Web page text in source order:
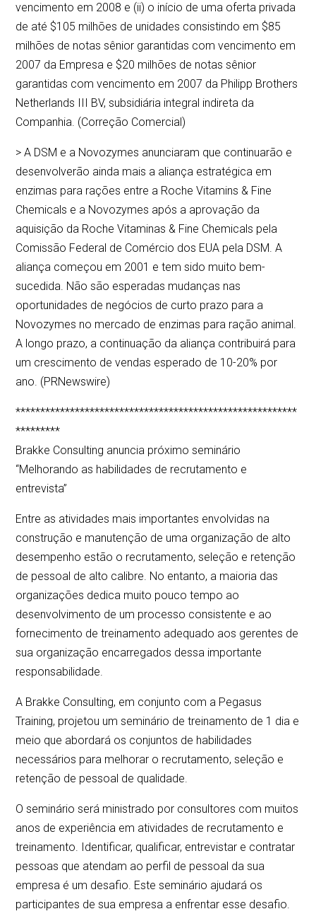
vencimento em 2008 e (ii) o início de uma oferta privada
de até $105 milhões de unidades consistindo em $85
milhões de notas sênior garantidas com vencimento em
2007 da Empresa e $20 milhões de notas sênior
garantidas com vencimento em 2007 da Philipp Brothers
Netherlands III BV, subsidiária integral indireta da
Companhia. (Correção Comercial)
> A DSM e a Novozymes anunciaram que continuarão e
desenvolverão ainda mais a aliança estratégica em
enzimas para rações entre a Roche Vitamins & Fine
Chemicals e a Novozymes após a aprovação da
aquisição da Roche Vitaminas & Fine Chemicals pela
Comissão Federal de Comércio dos EUA pela DSM. A
aliança começou em 2001 e tem sido muito bem-
sucedida. Não são esperadas mudanças nas
oportunidades de negócios de curto prazo para a
Novozymes no mercado de enzimas para ração animal.
A longo prazo, a continuação da aliança contribuirá para
um crescimento de vendas esperado de 10-20% por
ano. (PRNewswire)
*********************************************************
*********
Brakke Consulting anuncia próximo seminário
“Melhorando as habilidades de recrutamento e
entrevista”
Entre as atividades mais importantes envolvidas na
construção e manutenção de uma organização de alto
desempenho estão o recrutamento, seleção e retenção
de pessoal de alto calibre. No entanto, a maioria das
organizações dedica muito pouco tempo ao
desenvolvimento de um processo consistente e ao
fornecimento de treinamento adequado aos gerentes de
sua organização encarregados dessa importante
responsabilidade.
A Brakke Consulting, em conjunto com a Pegasus
Training, projetou um seminário de treinamento de 1 dia e
meio que abordará os conjuntos de habilidades
necessários para melhorar o recrutamento, seleção e
retenção de pessoal de qualidade.
O seminário será ministrado por consultores com muitos
anos de experiência em atividades de recrutamento e
treinamento. Identificar, qualificar, entrevistar e contratar
pessoas que atendam ao perfil de pessoal da sua
empresa é um desafio. Este seminário ajudará os
participantes de sua empresa a enfrentar esse desafio.